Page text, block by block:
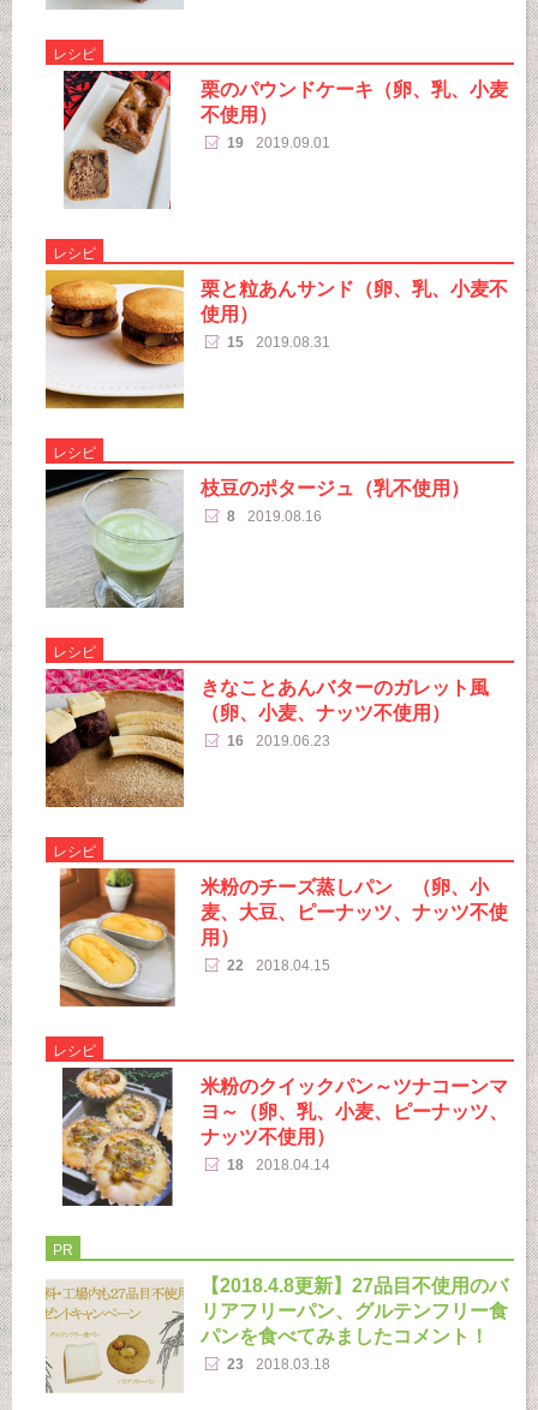
レシピ
栗のパウンドケーキ（卵、乳、小麦
不使用）
19 2019.09.01
レシピ
栗と粒あんサンド（卵、乳、小麦不
使用）
15 2019.08.31
レシピ
枝豆のポタージュ（乳不使用）
8 2019.08.16
レシピ
きなことあんバターのガレット風
（卵、小麦、ナッツ不使用）
16 2019.06.23
レシピ
米粉のチーズ蒸しパン （卵、小
麦、大豆、ピーナッツ、ナッツ不使
用）
22 2018.04.15
レシピ
米粉のクイックパン～ツナコーンマ
ヨ～（卵、乳、小麦、ピーナッツ、
ナッツ不使用）
18 2018.04.14
PR
【2018.4.8更新】27品目不使用のバ
リアフリーパン、グルテンフリー食
パンを食べてみましたコメント！
23 2018.03.18